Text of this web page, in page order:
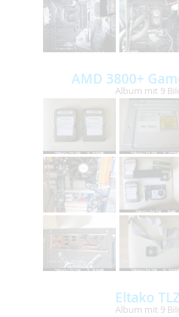
AMD 3800+
Album mit 9
Eltako
Album mit 9